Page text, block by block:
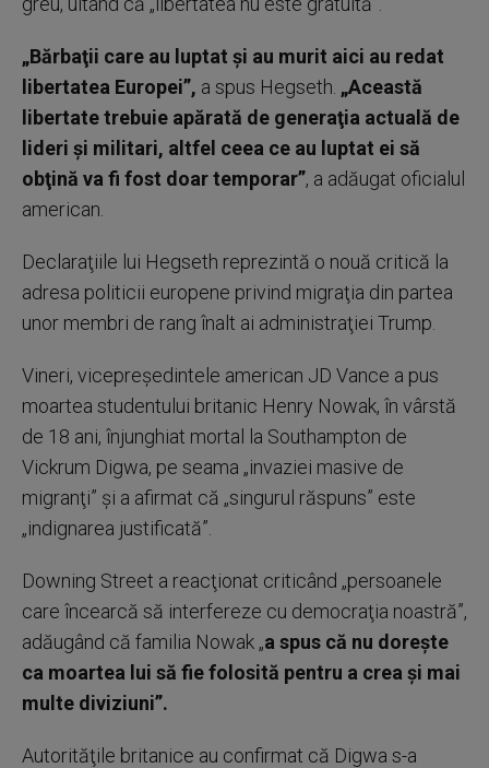
„Bărbaţii care au luptat şi au murit aici au redat
libertatea Europei”, a spus Hegseth. „Această
libertate trebuie apărată de generaţia actuală de
lideri şi militari, altfel ceea ce au luptat ei să
obţină va fi fost doar temporar”, a adăugat oficialul
american.
Declaraţiile lui Hegseth reprezintă o nouă critică la
adresa politicii europene privind migraţia din partea
unor membri de rang înalt ai administraţiei Trump.
Vineri, vicepreşedintele american JD Vance a pus
moartea studentului britanic Henry Nowak, în vârstă
de 18 ani, înjunghiat mortal la Southampton de
Vickrum Digwa, pe seama „invaziei masive de
migranţi” şi a afirmat că „singurul răspuns” este
„indignarea justificată”.
Downing Street a reacţionat criticând „persoanele
care încearcă să interfereze cu democraţia noastră”,
adăugând că familia Nowak „a spus că nu doreşte
ca moartea lui să fie folosită pentru a crea şi mai
multe diviziuni”.
Autorităţile britanice au confirmat că Digwa s-a